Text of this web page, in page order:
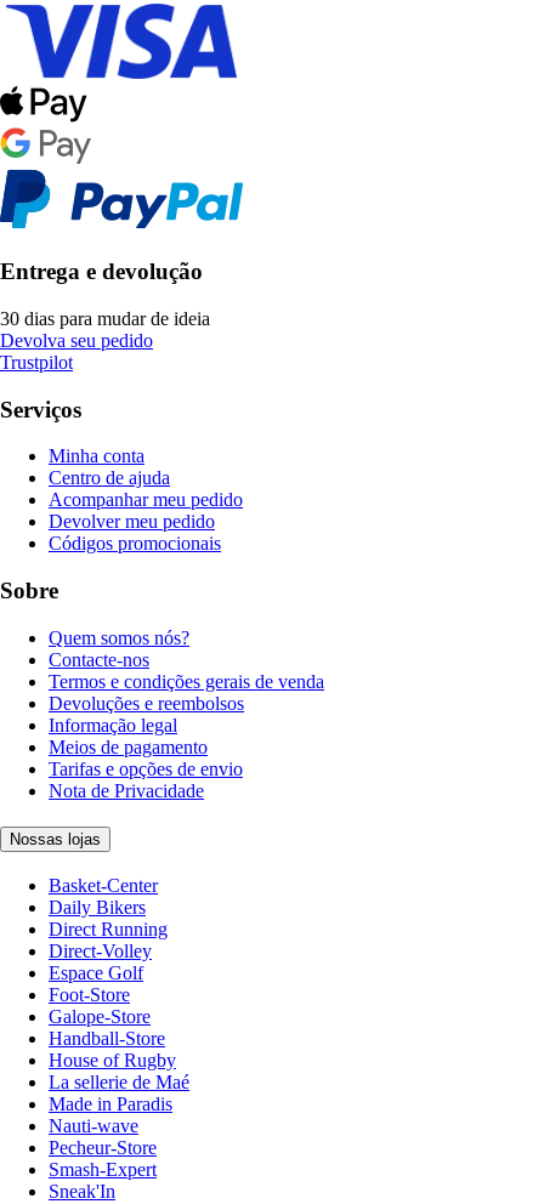
Entrega e devolução
30 dias para mudar de ideia
Devolva seu pedido
Trustpilot
Serviços
Minha conta
Centro de ajuda
Acompanhar meu pedido
Devolver meu pedido
Códigos promocionais
Sobre
Quem somos nós?
Contacte-nos
Termos e condições gerais de venda
Devoluções e reembolsos
Informação legal
Meios de pagamento
Tarifas e opções de envio
Nota de Privacidade
Nossas lojas
Basket-Center
Daily Bikers
Direct Running
Direct-Volley
Espace Golf
Foot-Store
Galope-Store
Handball-Store
House of Rugby
La sellerie de Maé
Made in Paradis
Nauti-wave
Pecheur-Store
Smash-Expert
Sneak'In